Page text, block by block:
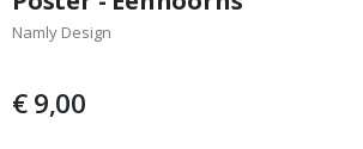
het
begin
afbeeldingen-
Namly Design
€ 9,00